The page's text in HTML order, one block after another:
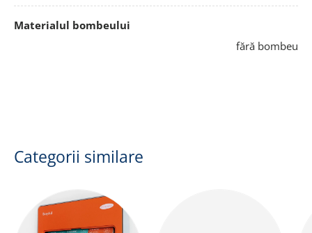
Materialul bombeului
fără bombeu
Categorii similare